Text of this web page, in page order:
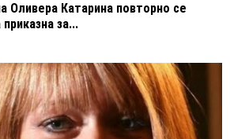
Оливера Катарина повторно се
за...